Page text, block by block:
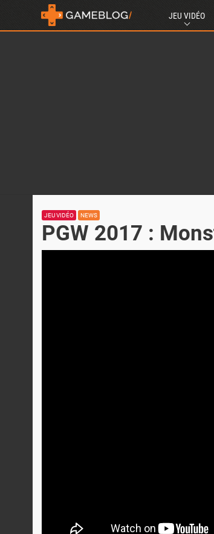
JEU VIDÉO
JEU VIDÉO NEWS
PGW 2017 :